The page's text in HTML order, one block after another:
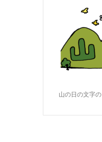
山の日の文字